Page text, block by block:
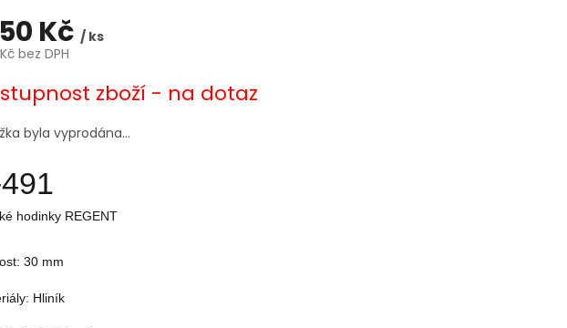
Kč / ks
bez DPH
zboží - na dotaz
byla vyprodána…
hodinky REGENT
30 mm
Hliník